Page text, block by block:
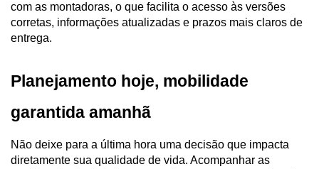
com as montadoras, o que facilita o acesso às versões
corretas, informações atualizadas e prazos mais claros de
entrega.
Planejamento hoje, mobilidade
garantida amanhã
Não deixe para a última hora uma decisão que impacta
diretamente sua qualidade de vida. Acompanhar as